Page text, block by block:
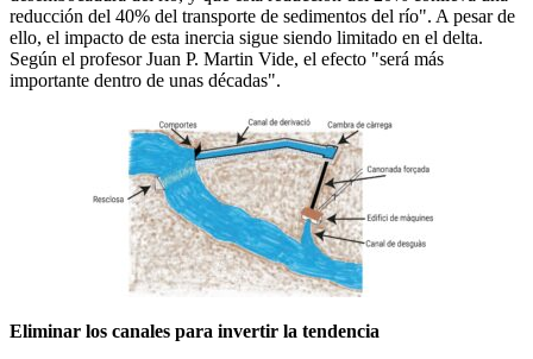
reducción del 40% del transporte de sedimentos del río". A pesar de
ello, el impacto de esta inercia sigue siendo limitado en el delta.
Según el profesor Juan P. Martin Vide, el efecto "será más
importante dentro de unas décadas".
Eliminar los canales para invertir la tendencia